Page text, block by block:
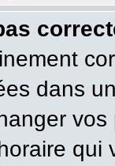
dans